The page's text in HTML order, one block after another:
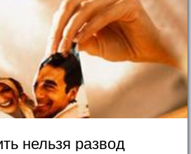
нельзя развод